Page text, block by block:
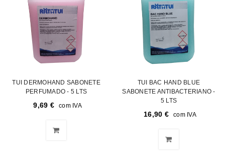
TUI DERMOHAND SABONETE
PERFUMADO - 5 LTS
9,69 € com IVA
TUI BAC HAND BLUE
SABONETE ANTIBACTERIANO -
5 LTS
16,90 € com IVA